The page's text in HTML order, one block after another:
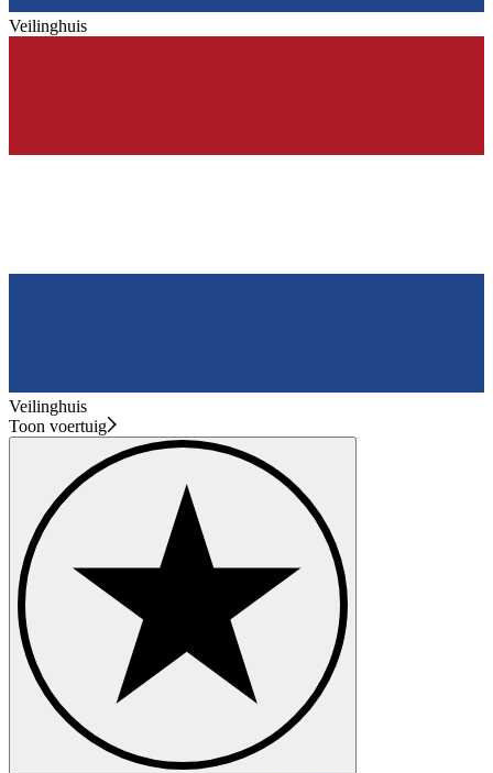
Veilinghuis
Veilinghuis
Toon voertuig